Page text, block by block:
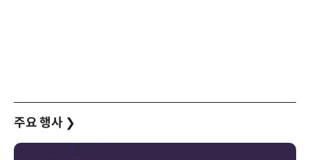
주요 행사 ❯